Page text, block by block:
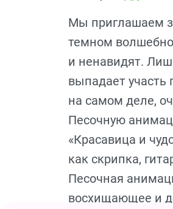
Мы приглашаем
темном
и ненавидят.
выпадает участь
на самом деле,
Песочную
«Красавица и
как скрипка,
Песочная
восхищающее и